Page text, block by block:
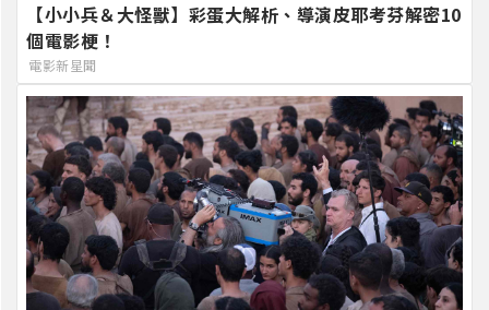
【小小兵＆大怪獸】彩蛋大解析、導演皮耶考芬解密10
個電影梗！
電影新星聞